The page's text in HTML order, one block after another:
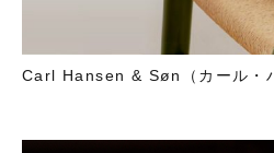
Carl Hansen & Søn（カール・